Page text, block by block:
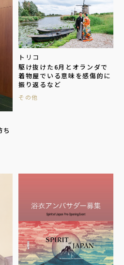
トリコ
駆け抜けた6月とオランダで
着物屋でいる意味を感傷的に
振り返るなど
その他